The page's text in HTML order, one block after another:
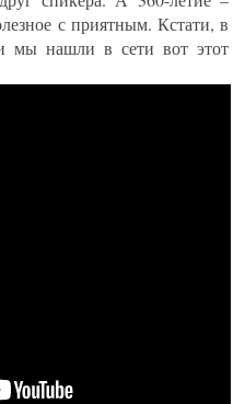
с приятным. Кстати, в
мы нашли в сети вот этот